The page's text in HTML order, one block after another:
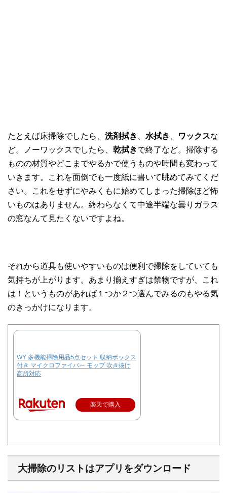
たとえば床掃除でしたら、 洗剤拭き 水拭き ワックスな
ど。ノーワックスでしたら、 乾拭きで終了など。掃除する
ものの材質やどこまでやるかで使うものや時間も変わって
いきます。これを面倒でも一度紙に書いて眺めてみてくだ
さい。これをせずにやみくもに始めてしまった掃除ほど怖
いものはありません。終わらなくて中途半端な曇りガラス
の窓なんて見たくないですよね。
それから道具も使いやすいものは便利で掃除をしていても
気持ちが上がります。あまり揃えすぎは禁物ですが、これ
は！というものがあれば１つか２つ選んでみるのもやる気
のきっかけになります。
WY 多機能掃除用品5点セット 収納ボックス
付き マイクロファイバー モップ 吹き抜け
高所対応
楽天で購入
大掃除のリストはアプリをダウンロード